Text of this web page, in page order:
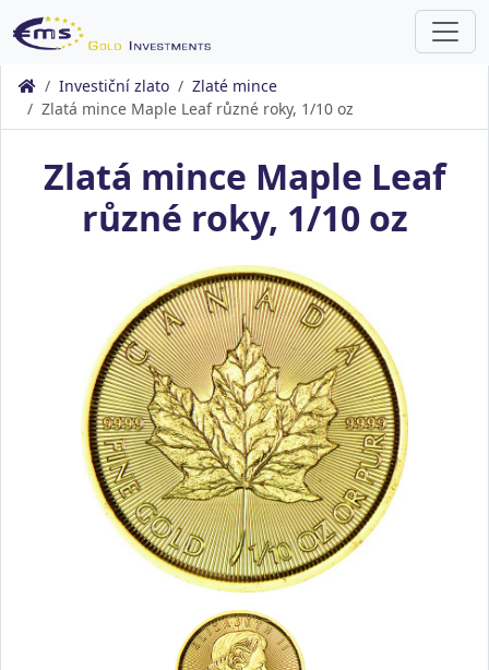
Investiční zlato
Zlaté mince
Zlatá mince Maple Leaf různé roky, 1/10 oz
Zlatá mince Maple Leaf
různé roky, 1/10 oz